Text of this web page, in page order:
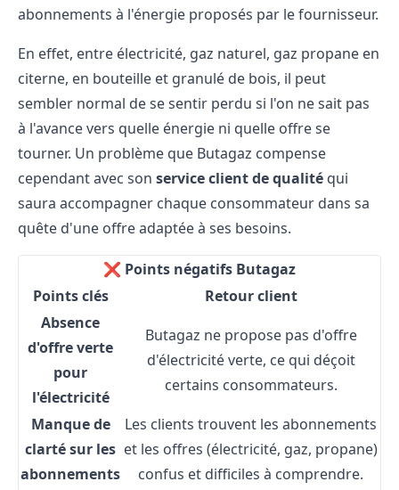
abonnements à l'énergie proposés par le fournisseur.
En effet, entre électricité, gaz naturel, gaz propane en
citerne, en bouteille et granulé de bois, il peut
sembler normal de se sentir perdu si l'on ne sait pas
à l'avance vers quelle énergie ni quelle offre se
tourner. Un problème que Butagaz compense
cependant avec son service client de qualité qui
saura accompagner chaque consommateur dans sa
quête d'une offre adaptée à ses besoins.
❌ Points négatifs Butagaz
Points clés
Retour client
Absence
d'offre verte
pour
l'électricité
Butagaz ne propose pas d'offre
d'électricité verte, ce qui déçoit
certains consommateurs.
Manque de
clarté sur les
abonnements
Les clients trouvent les abonnements
et les offres (électricité, gaz, propane)
confus et difficiles à comprendre.